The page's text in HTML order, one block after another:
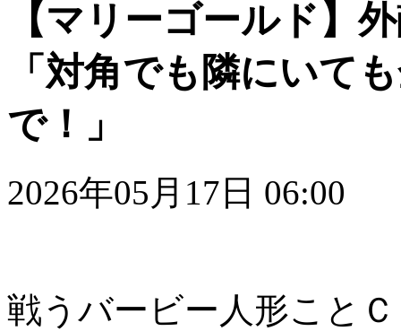
【マリーゴールド】
「対角でも隣にいて
で！」
2026年05月17日 06:00
戦うバービー人形こと